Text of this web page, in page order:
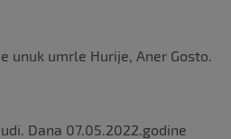
unuk umrle Hurije, Aner Gosto.
Dana 07.05.2022.godine